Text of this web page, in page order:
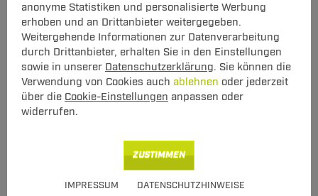
anonyme Statistiken und personalisierte Werbung
erhoben und an Drittanbieter weitergegeben.
Weitergehende Informationen zur Datenverarbeitung
durch Drittanbieter, erhalten Sie in den Einstellungen
sowie in unserer Datenschutzerklärung. Sie können die
Verwendung von Cookies auch ablehnen oder jederzeit
über die Cookie-Einstellungen anpassen oder
widerrufen.
IMPRESSUM DATENSCHUTZHINWEISE
ZUSTIMMEN
ZB FT Wandhalter Thule 9771
ZB FT Wandhalter Thule 9771
Art.-Nr.
T24ZT011-1
Unser Preis
Express Lieferung